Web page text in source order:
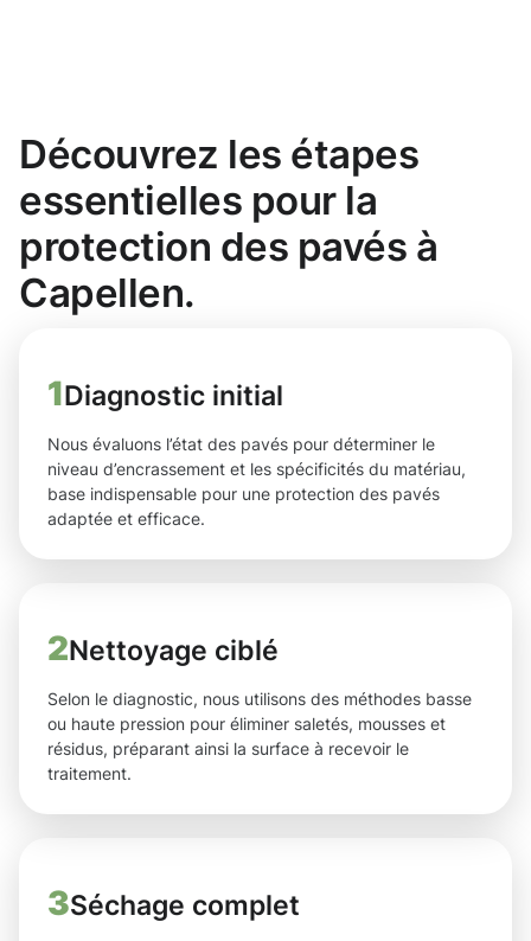
Découvrez les étapes
essentielles pour la
protection des pavés à
Capellen.
1Diagnostic initial
Nous évaluons l’état des pavés pour déterminer le
niveau d’encrassement et les spécificités du matériau,
base indispensable pour une protection des pavés
adaptée et efficace.
2Nettoyage ciblé
Selon le diagnostic, nous utilisons des méthodes basse
ou haute pression pour éliminer saletés, mousses et
résidus, préparant ainsi la surface à recevoir le
traitement.
3Séchage complet